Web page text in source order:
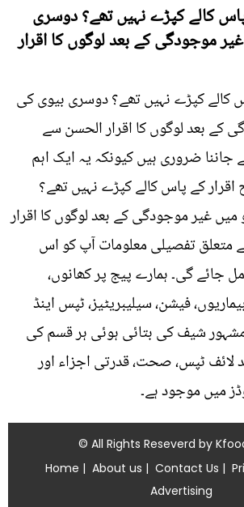
کالے کپڑے نہیں تھے؟ دوسری
موجودگی کے بعد لوگوں کا اقرار
کالے کپڑے نہیں تھے؟ دوسری بیوی کی
کے بعد لوگوں کا اقرار الحسن سے
ضروری ہیں کیونکہ یہ ایک اہم
اقرار کے پاس کالے کپڑے نہیں تھے؟
غیر موجودگی کے بعد لوگوں کا اقرار
تفصیلی معلومات آپ کو اس
جائے گی۔ ہمارے پیج پر کھانوں،
فیشن، سیلیبریٹیز، ٹپس اینڈ
شیف کی بتائی ہوئی ہر قسم کی
لائف ٹپس، صحت، قدرتی اجزاء اور
میں موجود ہے۔
© All Rights Reseverd by
Home | About us | Contact Us |
Advertising